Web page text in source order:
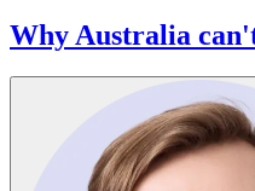
Why Australia can't drill its way to fuel security​​​​‌